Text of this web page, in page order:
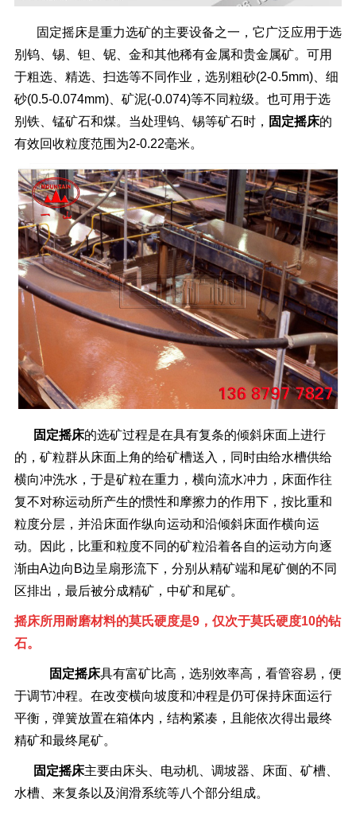
固定摇床是重力选矿的主要设备之一，它广泛应用于选
别钨、锡、钽、铌、金和其他稀有金属和贵金属矿。可用
于粗选、精选、扫选等不同作业，选别粗砂(2-0.5mm)、细
砂(0.5-0.074mm)、矿泥(-0.074)等不同粒级。也可用于选
别铁、锰矿石和煤。当处理钨、锡等矿石时， 固定摇床的
有效回收粒度范围为2-0.22毫米。
固定摇床的选矿过程是在具有复条的倾斜床面上进行
的，矿粒群从床面上角的给矿槽送入，同时由给水槽供给
横向冲洗水，于是矿粒在重力，横向流水冲力，床面作往
复不对称运动所产生的惯性和摩擦力的作用下，按比重和
粒度分层，并沿床面作纵向运动和沿倾斜床面作横向运
动。因此，比重和粒度不同的矿粒沿着各自的运动方向逐
渐由A边向B边呈扇形流下，分别从精矿端和尾矿侧的不同
区排出，最后被分成精矿，中矿和尾矿。
摇床所用 耐磨材料的莫氏硬度是9，仅次于莫氏硬度10的钻
石。
固定摇床具有富矿比高，选别效率高，看管容易，便
于调节冲程。在改变横向坡度和冲程是仍可保持床面运行
平衡，弹簧放置在箱体内，结构紧凑，且能依次得出最终
精矿和最终尾矿。
固定摇床主要由床头、电动机、调坡器、床面、矿槽、
水槽、来复条以及润滑系统等八个部分组成。